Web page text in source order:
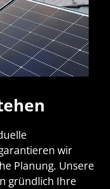
wir
Planung. Unsere
gründlich Ihre